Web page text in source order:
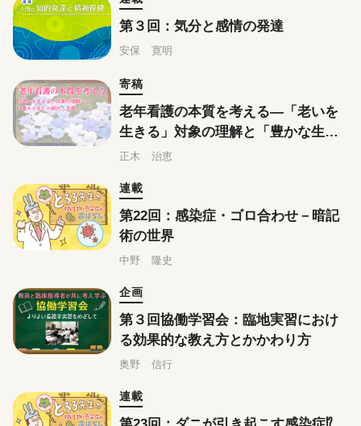
第３回：気分と感情の発達
安保 寛明
寄稿
老年看護の本質を考える―「老いを
生きる」対象の理解と「豊かな生」
の創出・支援
正木 治恵
連載
第22回：感染症・ゴロ合わせ－暗記
術の世界
中野 隆史
企画
第３回協働学習会：臨地実習におけ
る効果的な教え方とかかわり方
奥野 信行
連載